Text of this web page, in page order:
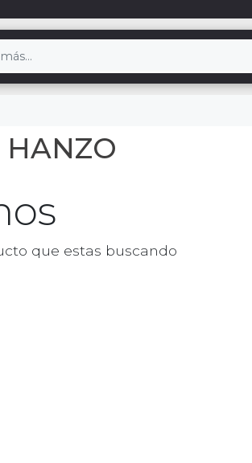
HANZO
que estas buscando